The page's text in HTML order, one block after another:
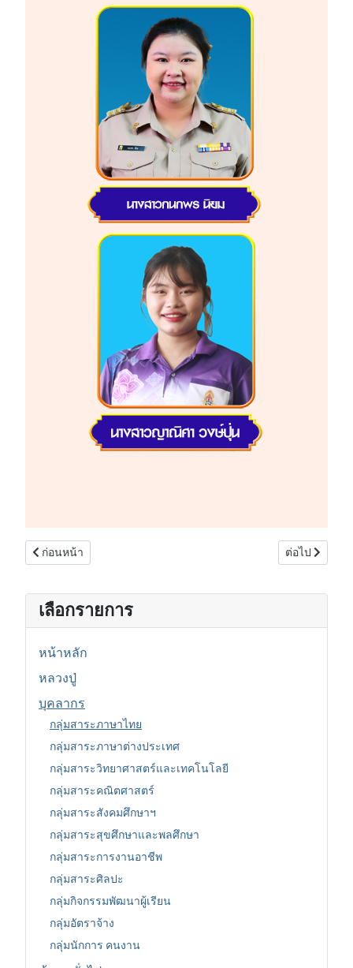
เลือกรายการ
หน้าหลัก
หลวงปู่
บุคลากร
กลุ่มสาระภาษาไทย
กลุ่มสาระภาษาต่างประเทศ
กลุ่มสาระวิทยาศาสตร์และเทคโนโลยี
กลุ่มสาระคณิตศาสตร์
กลุ่มสาระสังคมศึกษาฯ
กลุ่มสาระสุขศึกษาและพลศึกษา
กลุ่มสาระการงานอาชีพ
กลุ่มสาระศิลปะ
กลุ่มกิจกรรมพัฒนาผู้เรียน
กลุ่มอัตราจ้าง
กลุ่มนักการ คนงาน
เนื้อหาก่อนหน้า: ฝ่ายบริหาร
ก่อนหน้า เนื้อหาถัดไป:
ต่อไป